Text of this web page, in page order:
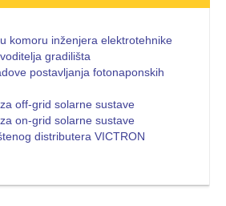
komoru inženjera elektrotehnike
gradilišta
postavljanja fotonaponskih
off-grid solarne sustave
on-grid solarne sustave
distributera VICTRON